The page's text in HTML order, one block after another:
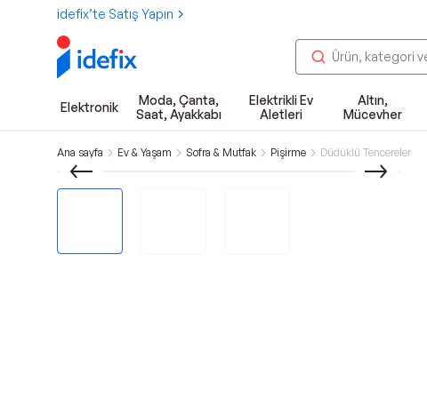
idefix’te Satış Yapın
Elektronik
Moda, Çanta,
Saat, Ayakkabı
Elektrikli Ev
Aletleri
Altın,
Mücevher
Ana sayfa Ev & Yaşam Sofra & Mutfak Pişirme Düdüklü Tencereler